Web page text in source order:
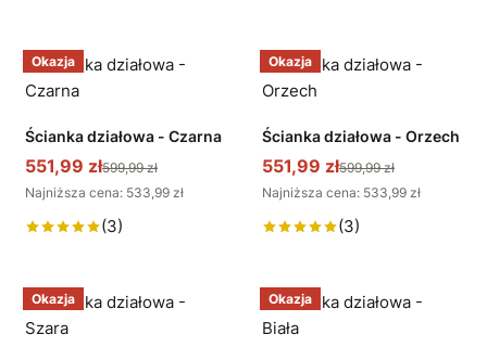
Okazja
Ścianka działowa - Czarna
551,99 zł599,99 zł
Najniższa cena: 533,99 zł
(3)
Okazja
Ścianka działowa - Orzech
551,99 zł599,99 zł
Najniższa cena: 533,99 zł
(3)
Okazja Okazja